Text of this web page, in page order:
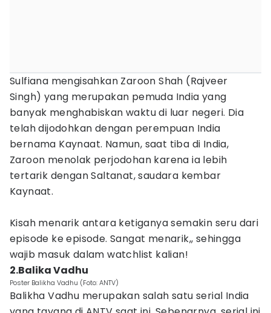
Sulfiana mengisahkan Zaroon Shah (Rajveer
Singh) yang merupakan pemuda India yang
banyak menghabiskan waktu di luar negeri. Dia
telah dijodohkan dengan perempuan India
bernama Kaynaat. Namun, saat tiba di India,
Zaroon menolak perjodohan karena ia lebih
tertarik dengan Saltanat, saudara kembar
Kaynaat.
Kisah menarik antara ketiganya semakin seru dari
episode ke episode. Sangat menarik,, sehingga
wajib masuk dalam watchlist kalian!
2.Balika Vadhu
Poster Balikha Vadhu (Foto: ANTV)
Balikha Vadhu merupakan salah satu serial India